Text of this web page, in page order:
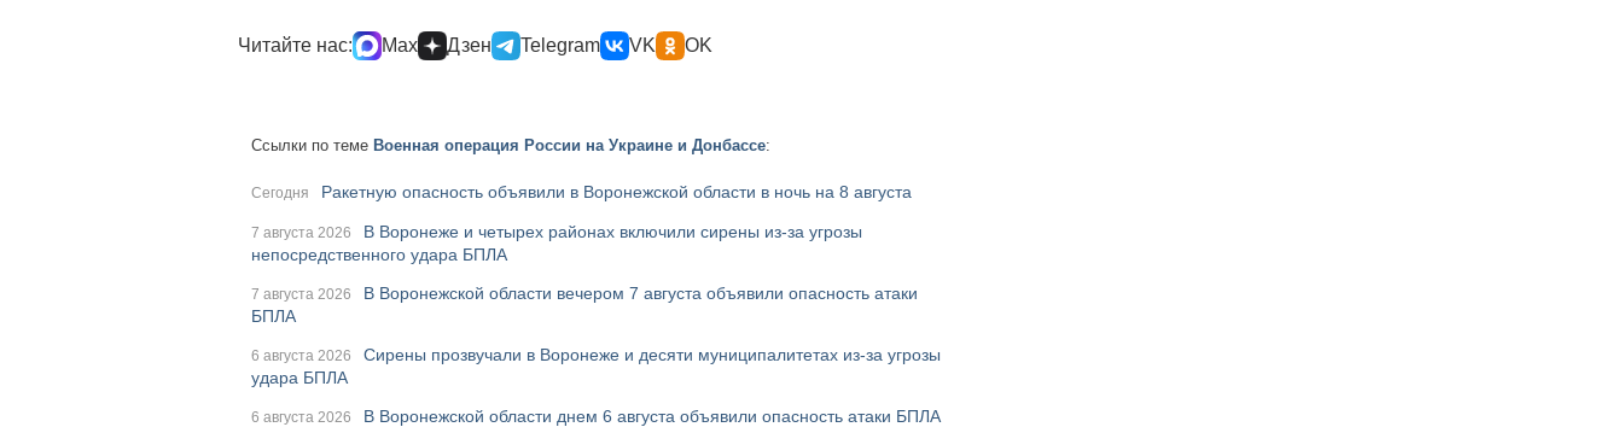
Читайте нас: Max Дзен Telegram VK OK
Ссылки по теме Военная операция России на Украине и Донбассе:
Сегодня Ракетную опасность объявили в Воронежской области в ночь на 8 августа
7 августа 2026
В Воронеже и четырех районах включили сирены из-за угрозы
непосредственного удара БПЛА
7 августа 2026
В Воронежской области вечером 7 августа объявили опасность атаки
БПЛА
6 августа 2026
Сирены прозвучали в Воронеже и десяти муниципалитетах из-за угрозы
удара БПЛА
6 августа 2026 В Воронежской области днем 6 августа объявили опасность атаки БПЛА